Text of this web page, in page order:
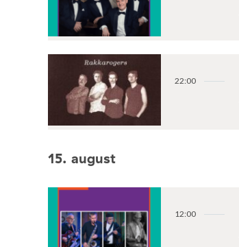
22:00
15. august
12:00